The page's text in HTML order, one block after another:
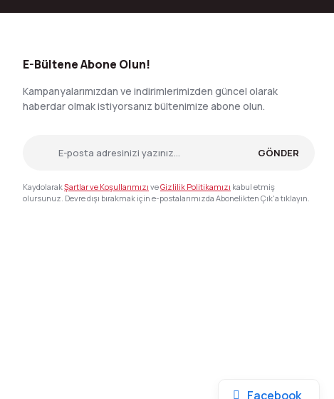
E-Bültene Abone Olun!
Kampanyalarımızdan ve indirimlerimizden güncel olarak
haberdar olmak istiyorsanız bültenimize abone olun.
GÖNDER
KaydolarakŞartlar ve Koşullarımızı veGizlilik Politikamızı kabul etmiş
olursunuz. Devre dışı bırakmak için e-postalarımızda Abonelikten Çık'a tıklayın.
Facebook